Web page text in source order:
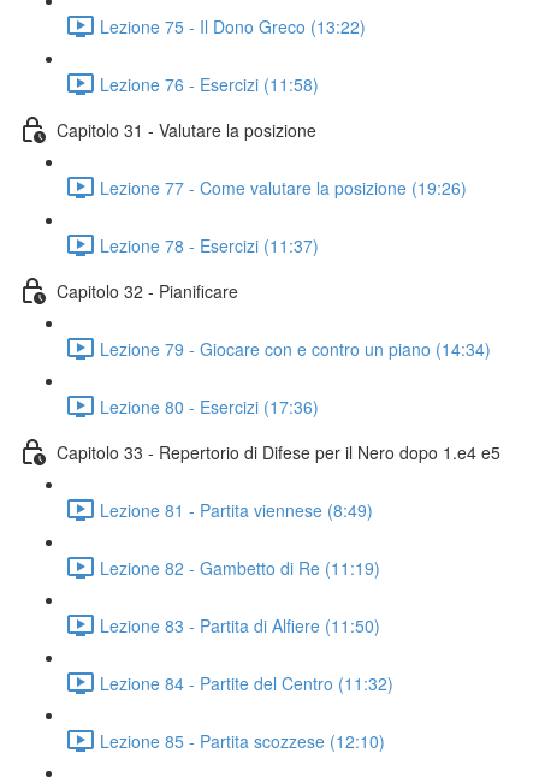
Lezione 75 - Il Dono Greco (13:22)
Lezione 76 - Esercizi (11:58)
Capitolo 31 - Valutare la posizione
Lezione 77 - Come valutare la posizione (19:26)
Lezione 78 - Esercizi (11:37)
Capitolo 32 - Pianificare
Lezione 79 - Giocare con e contro un piano (14:34)
Lezione 80 - Esercizi (17:36)
Capitolo 33 - Repertorio di Difese per il Nero dopo 1.e4 e5
Lezione 81 - Partita viennese (8:49)
Lezione 82 - Gambetto di Re (11:19)
Lezione 83 - Partita di Alfiere (11:50)
Lezione 84 - Partite del Centro (11:32)
Lezione 85 - Partita scozzese (12:10)